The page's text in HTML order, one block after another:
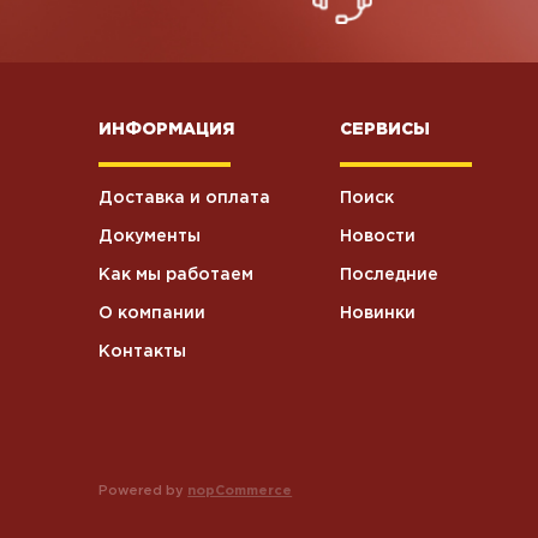
Влажные
бритья
ИНФОРМАЦИЯ
Доставка и оплата
Документы
Как мы работаем
О компании
Контакты
СЕРВИСЫ
Поиск
Новости
Последние
Новинки
Powered by nopCommerce